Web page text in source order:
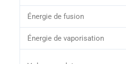
Énergie de fusion
Énergie de vaporisation